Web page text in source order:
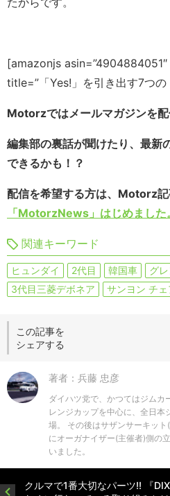
[amazonjs asin=”4904884051″
title=”「Yes!」を引き出す7つ
Motorzではメールマガジンを配
編集部の裏話が聞けたり、最新
できるかも！？
配信を希望する方は、Motorz記
「MotorzNews」はじめました。
関連キーワード
ヒュンダイ 2代目 韓国車
グ
3代目三菱デボネア
サンヨン チェ
この記事を
シェアする
著者：兵藤 忠彦
ダイハツ党で、かつてはジムカ
レンジカップを中心に、全日本
場。 その後はサザンサーキッ
にオーガナイザー(主催者)側の
いました。
クルマで1番大切なパーツ!! 『